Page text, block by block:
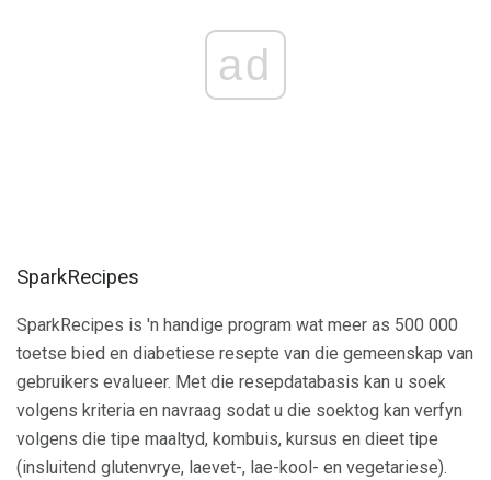
ad
SparkRecipes
SparkRecipes is 'n handige program wat meer as 500 000
toetse bied en diabetiese resepte van die gemeenskap van
gebruikers evalueer. Met die resepdatabasis kan u soek
volgens kriteria en navraag sodat u die soektog kan verfyn
volgens die tipe maaltyd, kombuis, kursus en dieet tipe
(insluitend glutenvrye, laevet-, lae-kool- en vegetariese).